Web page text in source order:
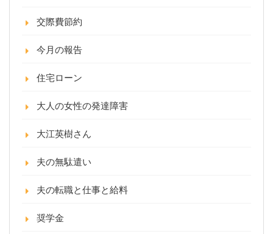
交際費節約
今月の報告
住宅ローン
大人の女性の発達障害
大江英樹さん
夫の無駄遣い
夫の転職と仕事と給料
奨学金